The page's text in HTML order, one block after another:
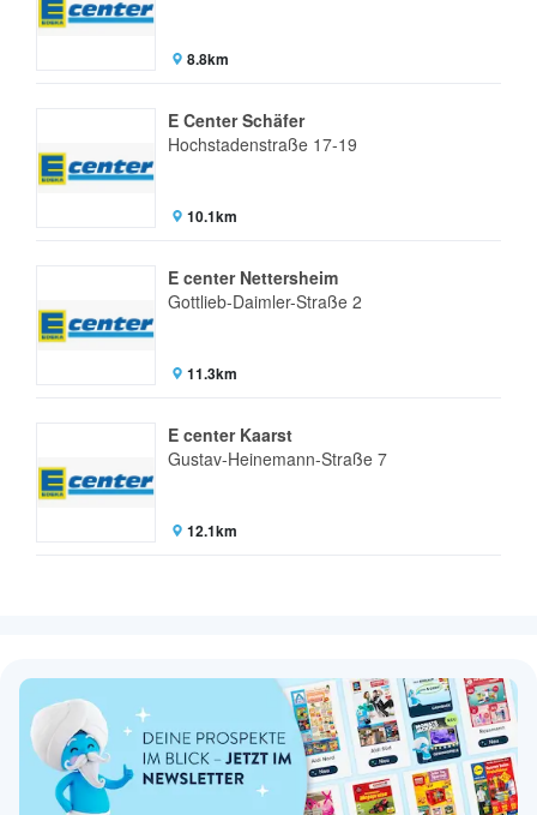
8.8km
E Center Schäfer
Hochstadenstraße 17-19
10.1km
E center Nettersheim
Gottlieb-Daimler-Straße 2
11.3km
E center Kaarst
Gustav-Heinemann-Straße 7
12.1km